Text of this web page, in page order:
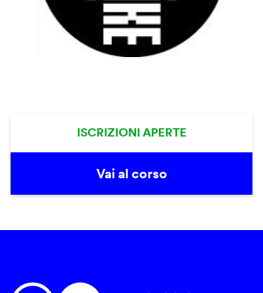
ISCRIZIONI APERTE
Vai al corso